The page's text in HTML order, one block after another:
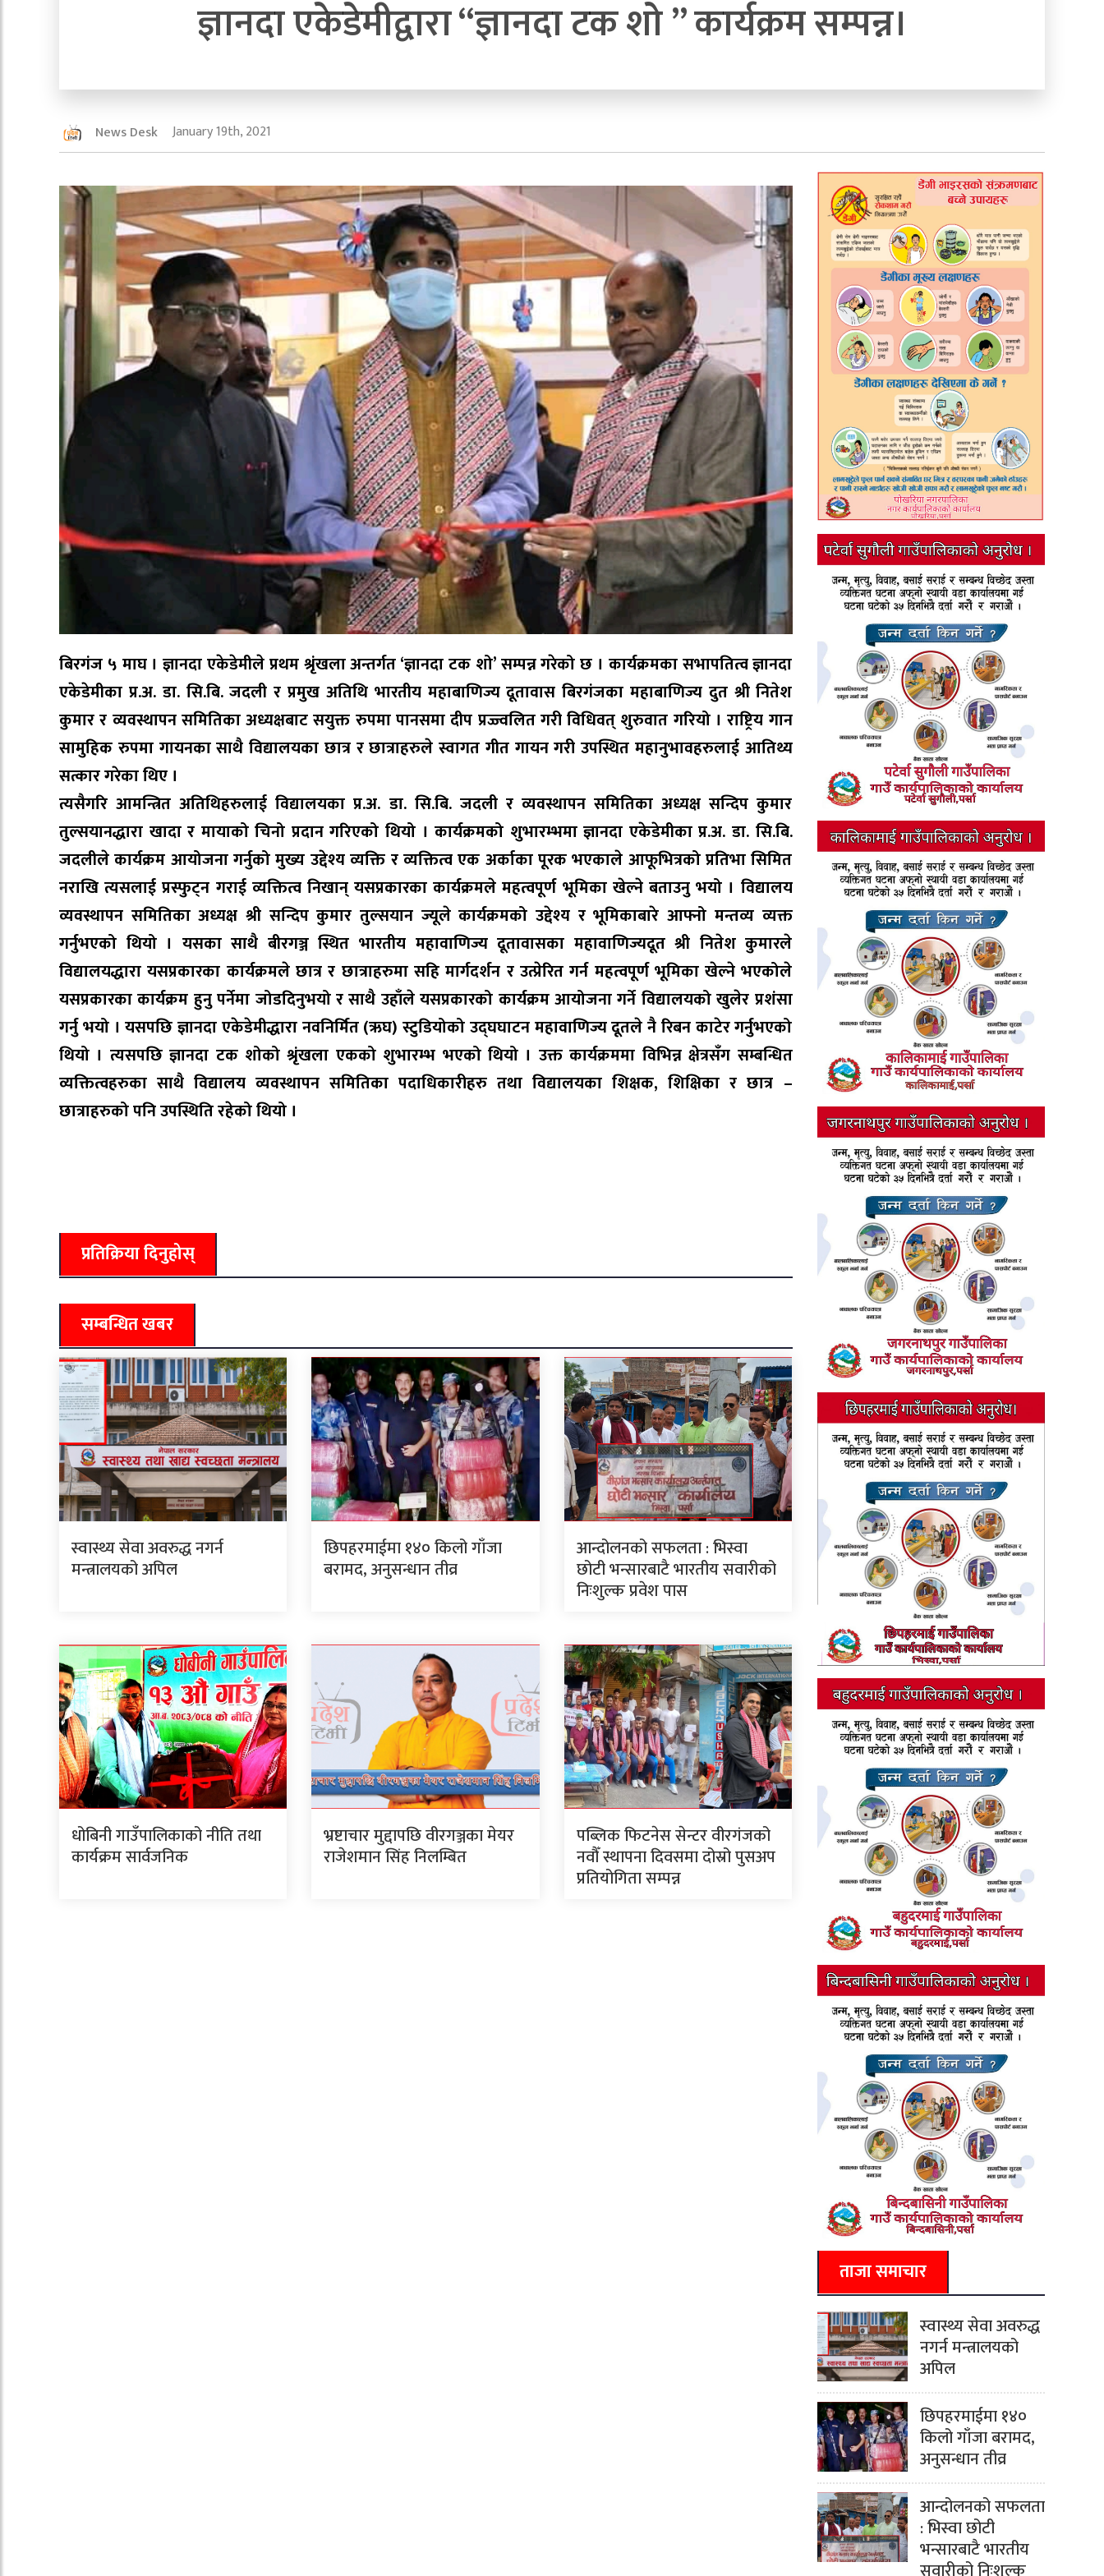
ज्ञानदा एकेडेमीद्वारा “ज्ञानदा टक शो ” कार्यक्रम सम्पन्न।
News Desk January 19th, 2021
बिरगंज ५ माघ । ज्ञानदा एकेडेमीले प्रथम श्रृंखला अन्तर्गत ‘ज्ञानदा टक शो’ सम्पन्न गरेको छ । कार्यक्रमका सभापतित्व ज्ञानदा
एकेडेमीका प्र.अ. डा. सि.बि. जदली र प्रमुख अतिथि भारतीय महाबाणिज्य दूतावास बिरगंजका महाबाणिज्य दुत श्री नितेश
कुमार र व्यवस्थापन समितिका अध्यक्षबाट सयुक्त रुपमा पानसमा दीप प्रज्ज्वलित गरी विधिवत् शुरुवात गरियो । राष्ट्रिय गान
सामुहिक रुपमा गायनका साथै विद्यालयका छात्र र छात्राहरुले स्वागत गीत गायन गरी उपस्थित महानुभावहरुलाई आतिथ्य
सत्कार गरेका थिए ।
त्यसैगरि आमन्त्रित अतिथिहरुलाई विद्यालयका प्र.अ. डा. सि.बि. जदली र व्यवस्थापन समितिका अध्यक्ष सन्दिप कुमार
तुल्सयानद्धारा खादा र मायाको चिनो प्रदान गरिएको थियो । कार्यक्रमको शुभारम्भमा ज्ञानदा एकेडेमीका प्र.अ. डा. सि.बि.
जदलीले कार्यक्रम आयोजना गर्नुको मुख्य उद्देश्य व्यक्ति र व्यक्तित्व एक अर्काका पूरक भएकाले आफूभित्रको प्रतिभा सिमित
नराखि त्यसलाई प्रस्फुट्न गराई व्यक्तित्व निखान् यसप्रकारका कार्यक्रमले महत्वपूर्ण भूमिका खेल्ने बताउनु भयो । विद्यालय
व्यवस्थापन समितिका अध्यक्ष श्री सन्दिप कुमार तुल्सयान ज्यूले कार्यक्रमको उद्देश्य र भूमिकाबारे आफ्नो मन्तव्य व्यक्त
गर्नुभएको थियो । यसका साथै बीरगञ्ज स्थित भारतीय महावाणिज्य दूतावासका महावाणिज्यदूत श्री नितेश कुमारले
विद्यालयद्धारा यसप्रकारका कार्यक्रमले छात्र र छात्राहरुमा सहि मार्गदर्शन र उत्प्रेरित गर्न महत्वपूर्ण भूमिका खेल्ने भएकोले
यसप्रकारका कार्यक्रम हुनु पर्नेमा जोडदिनुभयो र साथै उहाँले यसप्रकारको कार्यक्रम आयोजना गर्ने विद्यालयको खुलेर प्रशंसा
गर्नु भयो । यसपछि ज्ञानदा एकेडेमीद्धारा नवनिर्मित (ऋघ) स्टुडियोको उद्घघाटन महावाणिज्य दूतले नै रिबन काटेर गर्नुभएको
थियो । त्यसपछि ज्ञानदा टक शोको श्रृंखला एकको शुभारम्भ भएको थियो । उक्त कार्यक्रममा विभिन्न क्षेत्रसँग सम्बन्धित
व्यक्तित्वहरुका साथै विद्यालय व्यवस्थापन समितिका पदाधिकारीहरु तथा विद्यालयका शिक्षक, शिक्षिका र छात्र –
छात्राहरुको पनि उपस्थिति रहेको थियो ।
प्रतिक्रिया दिनुहोस्
सम्बन्धित खबर
स्वास्थ्य सेवा अवरुद्ध नगर्न
मन्त्रालयको अपिल
छिपहरमाईमा १४० किलो गाँजा
बरामद, अनुसन्धान तीव्र
आन्दोलनको सफलता : भिस्वा
छोटी भन्सारबाटै भारतीय सवारीको
निःशुल्क प्रवेश पास
धोबिनी गाउँपालिकाको नीति तथा
कार्यक्रम सार्वजनिक
भ्रष्टाचार मुद्दापछि वीरगञ्जका मेयर
राजेशमान सिंह निलम्बित
पब्लिक फिटनेस सेन्टर वीरगंजको
नवौँ स्थापना दिवसमा दोस्रो पुसअप
प्रतियोगिता सम्पन्न
ताजा समाचार
स्वास्थ्य सेवा अवरुद्ध
नगर्न मन्त्रालयको
अपिल
छिपहरमाईमा १४०
किलो गाँजा बरामद,
अनुसन्धान तीव्र
आन्दोलनको सफलता
: भिस्वा छोटी
भन्सारबाटै भारतीय